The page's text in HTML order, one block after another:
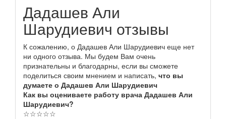
Дадашев Али
Шарудиевич отзывы
К сожалению, о Дадашев Али Шарудиевич еще нет
ни одного отзыва. Мы будем Вам очень
признательны и благодарны, если вы сможете
поделиться своим мнением и написать, что вы
думаете о Дадашев Али Шарудиевич
Как вы оцениваете работу врача Дадашев Али
Шарудиевич?
☆☆☆☆☆